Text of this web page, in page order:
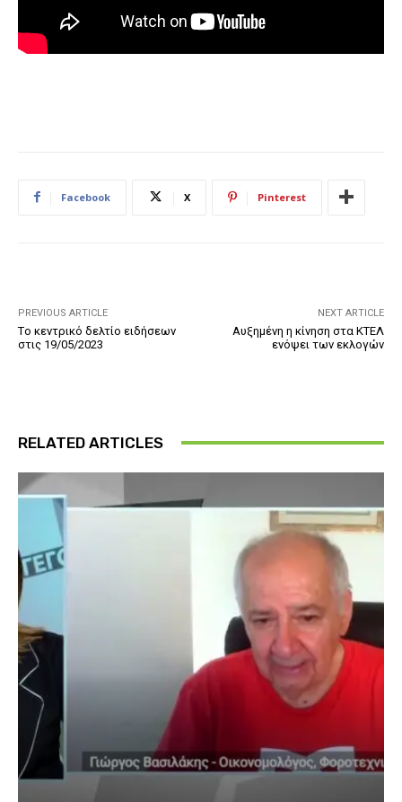
Facebook X Pinterest
PREVIOUS ARTICLE
Tο κεντρικό δελτίο ειδήσεων
στις 19/05/2023
NEXT ARTICLE
Αυξημένη η κίνηση στα ΚΤΕΛ
ενόψει των εκλογών
RELATED ARTICLES